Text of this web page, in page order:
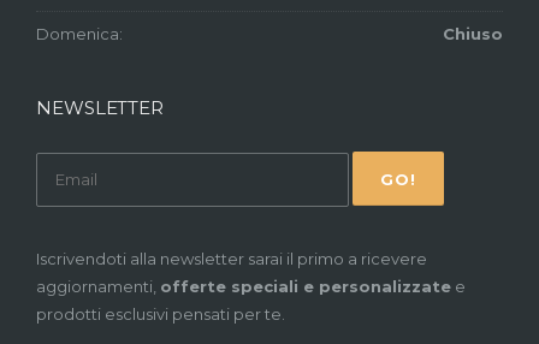
Domenica: Chiuso
NEWSLETTER
Iscrivendoti alla newsletter sarai il primo a ricevere
aggiornamenti, offerte speciali e personalizzate e
prodotti esclusivi pensati per te.